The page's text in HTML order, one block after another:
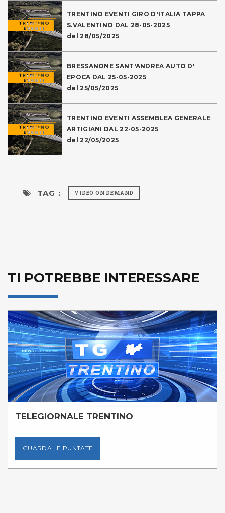
TRENTINO EVENTI GIRO D'ITALIA TAPPA
S.VALENTINO DAL 28-05-2025
del 28/05/2025
BRESSANONE SANT'ANDREA AUTO D'
EPOCA DAL 25-05-2025
del 25/05/2025
TRENTINO EVENTI ASSEMBLEA GENERALE
ARTIGIANI DAL 22-05-2025
del 22/05/2025
TAG : VIDEO ON DEMAND
TI POTREBBE INTERESSARE
TELEGIORNALE TRENTINO
GUARDA LE PUNTATE